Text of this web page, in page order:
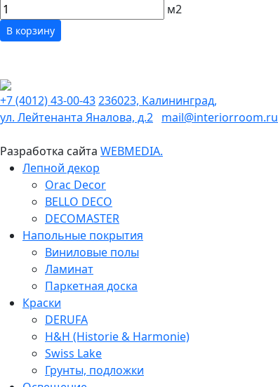
м2
В корзину
+7 (4012) 43-00-43236023, Калининград,
ул. Лейтенанта Яналова, д.2 mail@interiorroom.ru
Разработка сайта WEBMEDIA.
Лепной декор
Orac Decor
BELLO DECO
DECOMASTER
Напольные покрытия
Виниловые полы
Ламинат
Паркетная доска
Краски
DERUFA
H&H (Historie & Harmonie)
Swiss Lake
Грунты, подложки